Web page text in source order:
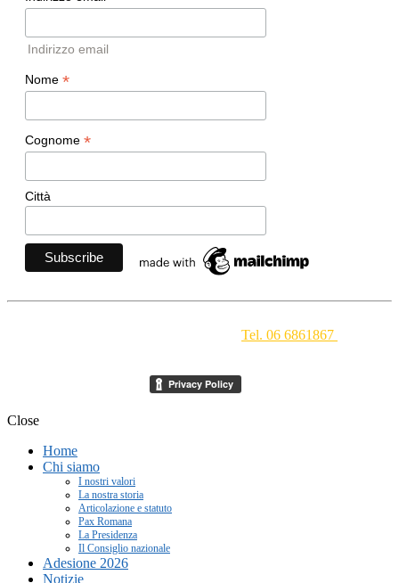
Indirizzo email
Nome *
Cognome *
Città
Tel. 06 6861867
Close
Home
Chi siamo
I nostri valori
La nostra storia
Articolazione e statuto
Pax Romana
La Presidenza
Il Consiglio nazionale
Adesione 2026
Notizie